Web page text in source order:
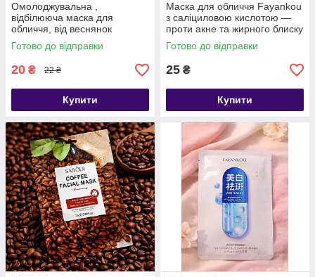
Омолоджувальна ,
відбілююча маска для
обличчя, від веснянок
SADOER 25 ml
Готово до відправки
20 ₴ 22 ₴
Купити
Маска для обличчя Fayankou
з саліциловою кислотою —
проти акне та жирного блиску
Готово до відправки
25 ₴
Купити